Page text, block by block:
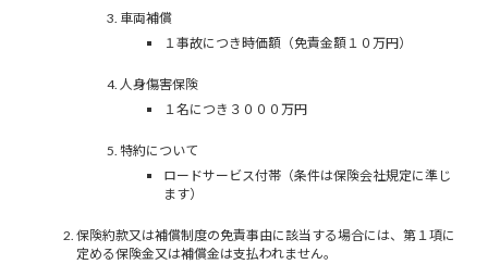
車両補償
１事故につき時価額（免責金額１０万円）
人身傷害保険
１名につき３０００万円
特約について
ロードサービス付帯（条件は保険会社規定に準じ
ます）
保険約款又は補償制度の免責事由に該当する場合には、第１項に
定める保険金又は補償金は支払われません。